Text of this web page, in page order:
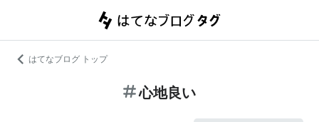
はてなブログ トップ
心地良い